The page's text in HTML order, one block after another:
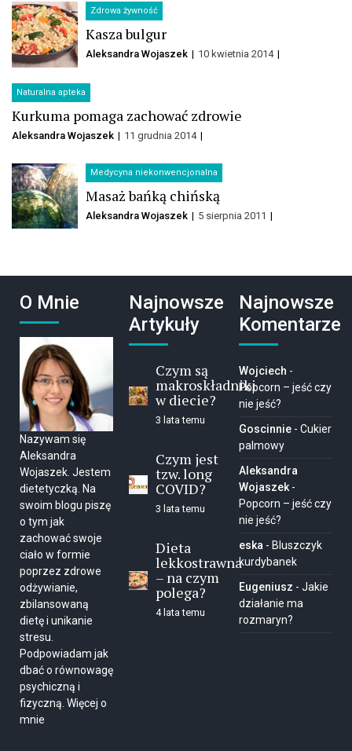
Zdrowa żywność
Kasza bulgur
Aleksandra Wojaszek 10 kwietnia 2014
Naturalna apteka
Kurkuma pomaga zachować zdrowie
Aleksandra Wojaszek 11 grudnia 2014
Medycyna niekonwencjonalna
Masaż bańką chińską
Aleksandra Wojaszek 5 sierpnia 2011
O Mnie
Nazywam się
Aleksandra
Wojaszek. Jestem
dietetyczką. Na
swoim blogu piszę
o tym jak
zachować swoje
ciało w formie
poprzez zdrowe
odżywianie,
zbilansowaną
dietę i unikanie
stresu.
Podpowiadam jak
dbać o równowagę
psychiczną i
fizyczną. Więcej o
mnie
Najnowsze
Artykuły
Czym są
makroskładniki
w diecie?
3 lata temu
Czym jest
tzw. long
COVID?
3 lata temu
Dieta
lekkostrawna
– na czym
polega?
4 lata temu
Najnowsze
Komentarze
Wojciech -
Popcorn – jeść czy
nie jeść?
Goscinnie- Cukier
palmowy
Aleksandra
Wojaszek-
Popcorn – jeść czy
nie jeść?
eska- Bluszczyk
kurdybanek
Eugeniusz - Jakie
działanie ma
rozmaryn?